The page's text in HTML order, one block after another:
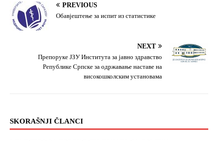
PREVIOUS
Обавјештење за испит из статистике
NEXT
Препоруке ЈЗУ Института за јавно здравство
Републике Српске за одржавање наставе на
високошколским установама
SKORAŠNJI ČLANCI